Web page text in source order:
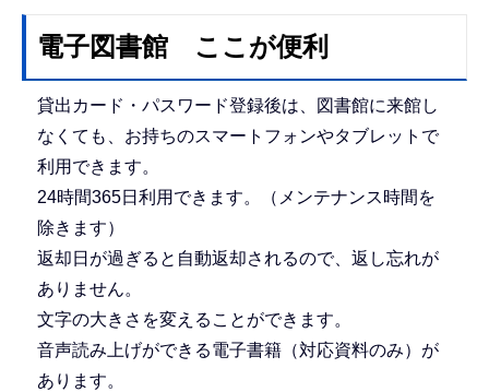
電子図書館 ここが便利
貸出カード・パスワード登録後は、図書館に来館し
なくても、お持ちのスマートフォンやタブレットで
利用できます。
24時間365日利用できます。（メンテナンス時間を
除きます）
返却日が過ぎると自動返却されるので、返し忘れが
ありません。
文字の大きさを変えることができます。
音声読み上げができる電子書籍（対応資料のみ）が
あります。